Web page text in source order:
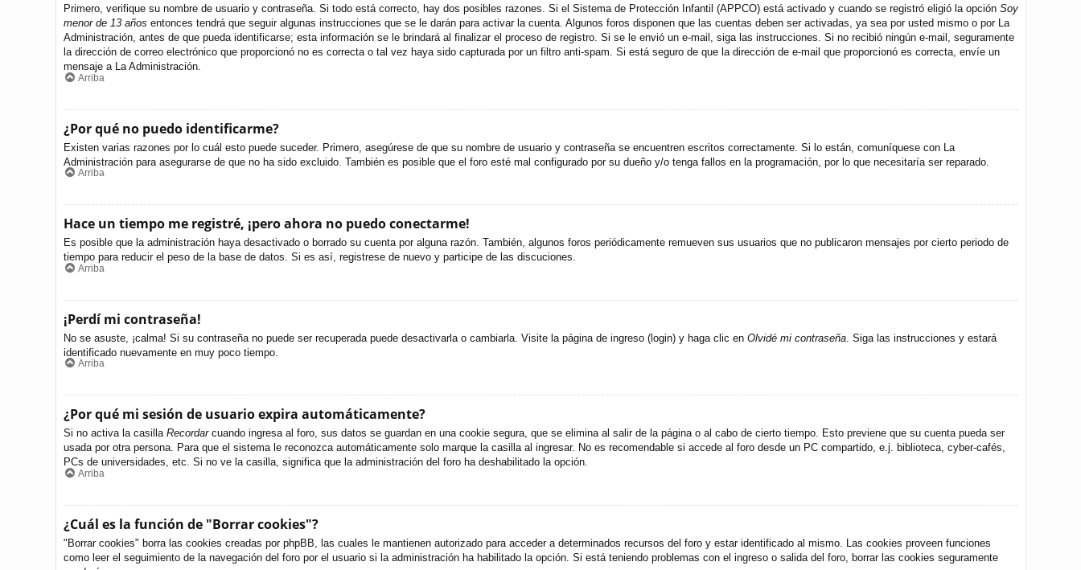
Primero, verifique su nombre de usuario y contraseña. Si todo está correcto, hay dos posibles razones. Si el Sistema de Protección Infantil (APPCO) está activado y cuando se registró eligió la opción Soy
menor de 13 años entonces tendrá que seguir algunas instrucciones que se le darán para activar la cuenta. Algunos foros disponen que las cuentas deben ser activadas, ya sea por usted mismo o por La
Administración, antes de que pueda identificarse; esta información se le brindará al finalizar el proceso de registro. Si se le envió un e-mail, siga las instrucciones. Si no recibió ningún e-mail, seguramente
la dirección de correo electrónico que proporcionó no es correcta o tal vez haya sido capturada por un filtro anti-spam. Si está seguro de que la dirección de e-mail que proporcionó es correcta, envíe un
mensaje a La Administración.
Arriba
¿Por qué no puedo identificarme?
Existen varias razones por lo cuál esto puede suceder. Primero, asegúrese de que su nombre de usuario y contraseña se encuentren escritos correctamente. Si lo están, comuníquese con La
Administración para asegurarse de que no ha sido excluido. También es posible que el foro esté mal configurado por su dueño y/o tenga fallos en la programación, por lo que necesitaría ser reparado.
Arriba
Hace un tiempo me registré, ¡pero ahora no puedo conectarme!
Es posible que la administración haya desactivado o borrado su cuenta por alguna razón. También, algunos foros periódicamente remueven sus usuarios que no publicaron mensajes por cierto periodo de
tiempo para reducir el peso de la base de datos. Si es así, registrese de nuevo y participe de las discuciones.
Arriba
¡Perdí mi contraseña!
No se asuste, ¡calma! Si su contraseña no puede ser recuperada puede desactivarla o cambiarla. Visite la página de ingreso (login) y haga clic en Olvidé mi contraseña. Siga las instrucciones y estará
identificado nuevamente en muy poco tiempo.
Arriba
¿Por qué mi sesión de usuario expira automáticamente?
Si no activa la casilla Recordarcuando ingresa al foro, sus datos se guardan en una cookie segura, que se elimina al salir de la página o al cabo de cierto tiempo. Esto previene que su cuenta pueda ser
usada por otra persona. Para que el sistema le reconozca automáticamente solo marque la casilla al ingresar. No es recomendable si accede al foro desde un PC compartido, e.j. biblioteca, cyber-cafés,
PCs de universidades, etc. Si no ve la casilla, significa que la administración del foro ha deshabilitado la opción.
Arriba
¿Cuál es la función de "Borrar cookies"?
"Borrar cookies" borra las cookies creadas por phpBB, las cuales le mantienen autorizado para acceder a determinados recursos del foro y estar identificado al mismo. Las cookies proveen funciones
como leer el seguimiento de la navegación del foro por el usuario si la administración ha habilitado la opción. Si está teniendo problemas con el ingreso o salida del foro, borrar las cookies seguramente